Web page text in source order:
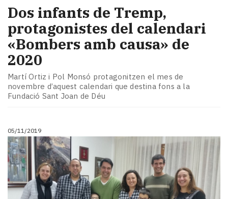
Dos infants de Tremp,
protagonistes del calendari
«Bombers amb causa» de
2020
Martí Ortiz i Pol Monsó protagonitzen el mes de
novembre d’aquest calendari que destina fons a la
Fundació Sant Joan de Déu
05/11/2019